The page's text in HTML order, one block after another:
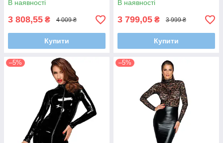
В наявності
3 808,55 ₴ 4 009 ₴
Купити
В наявності
3 799,05 ₴ 3 999 ₴
Купити
–5% –5%